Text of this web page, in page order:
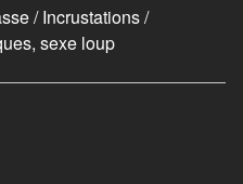
/ Incrustations /
sexe loup